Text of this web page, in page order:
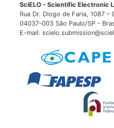
SciELO - Scientific Electronic
Rua Dr. Diogo de Faria, 1087 –
04037-003 São Paulo/SP -
E-mail: